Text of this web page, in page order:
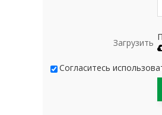
Загрузить
Согласитесь